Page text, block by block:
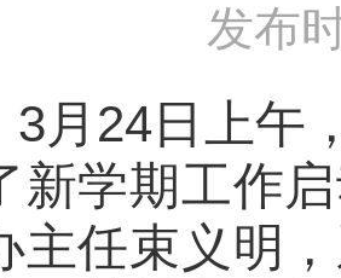
发布
3月24日上午
新学期工作
主任束义明